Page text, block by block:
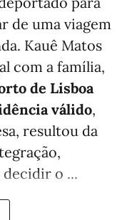
de uma viagem
Kauê Matos
com a família,
de Lisboa
válido,
resultou da
decidir o ...